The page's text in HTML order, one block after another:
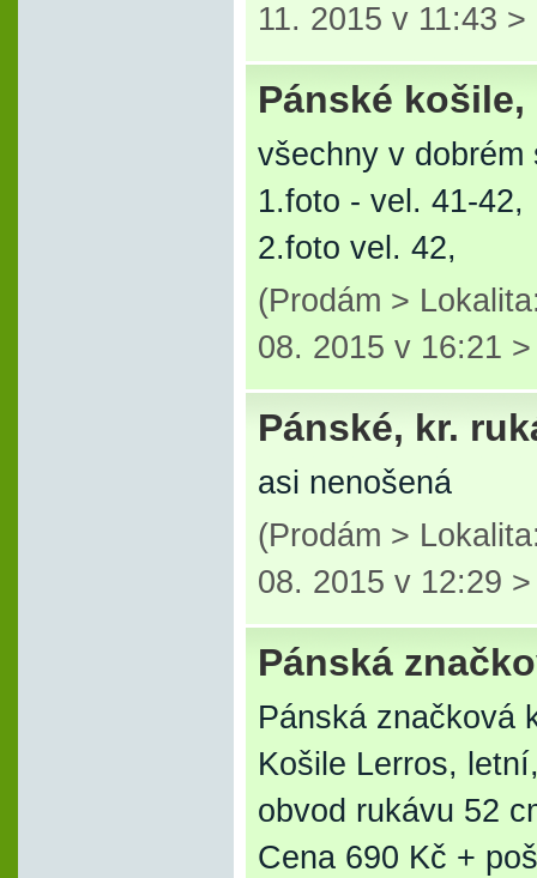
11. 2015 v 11:43 >
Pánské košile,
všechny v dobrém
1.foto - vel. 41-42,
2.foto vel. 42,
(Prodám >
08. 2015 v 16:21
Pánské, kr.
asi nenošená
(Prodám >
08. 2015 v 12:29
Pánská
Pánská značková
Košile Lerros,
obvod rukávu 52
Cena 690 Kč +